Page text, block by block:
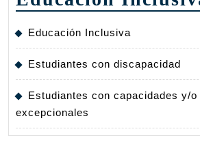
Educación Inclusiva
Estudiantes con discapacidad
Estudiantes con capacidades y/o
excepcionales